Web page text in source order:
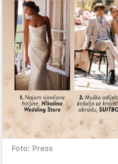
Foto: Press